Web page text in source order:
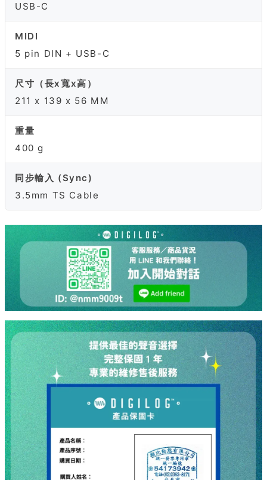
USB-C
MIDI
5 pin DIN + USB-C
尺寸（長x寬x高）
211 x 139 x 56 MM
重量
400 g
同步輸入 (Sync)
3.5mm TS Cable